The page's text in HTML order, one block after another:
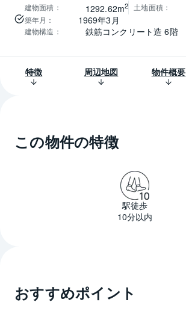
建物面積 ： 1292.62m2 土地面積：
築年月 ： 1969年3月
建物構造 ： 鉄筋コンクリート造 6階
特徴 周辺地図 物件概要
この物件の特徴
駅徒歩
10分以内
おすすめポイント